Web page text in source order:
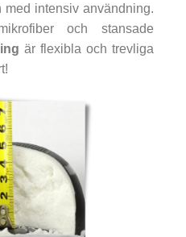
intensiv användning.
och stansade
är flexibla och trevliga